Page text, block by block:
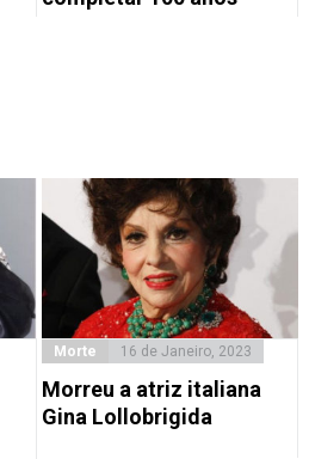
Morte 16 de Janeiro, 2023
Morreu a atriz italiana
Gina Lollobrigida